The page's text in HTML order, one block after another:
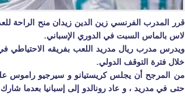
قرر المدرب الفرنسي زين الدين زيدان منح الراحة
لاس بالماس السبت في الدوري الإسباني.
ويدرس مدرب ريال مدريد اللعب بفريقه الاحتياطي
خلال فترة التوقف الدولي.
من المرجح أن يجلس كريستيانو و سيرجيو راموس على